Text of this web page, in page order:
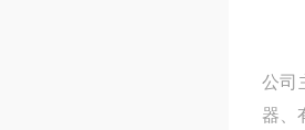
公司
器、